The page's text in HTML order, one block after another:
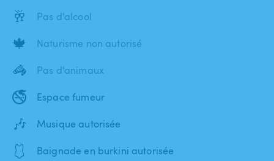
🥂 Pas d'alcool
🍁 Naturisme non autorisé
🦓 Pas d'animaux
🚭 Espace fumeur
🎶 Musique autorisée
🩱 Baignade en burkini autorisée